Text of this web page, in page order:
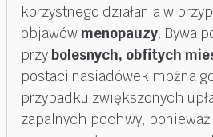
korzystnego działania w
objawów menopauzy. Bywa
przybolesnych, obfitych
postaci nasiadówek można
przypadku zwiększonych
zapalnych pochwy,